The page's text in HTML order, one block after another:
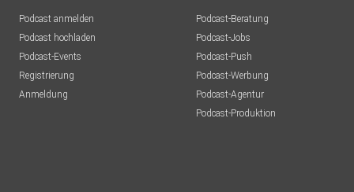
Podcast anmelden
Podcast hochladen
Podcast-Events
Registrierung
Anmeldung
Podcast-Beratung
Podcast-Jobs
Podcast-Push
Podcast-Werbung
Podcast-Agentur
Podcast-Produktion